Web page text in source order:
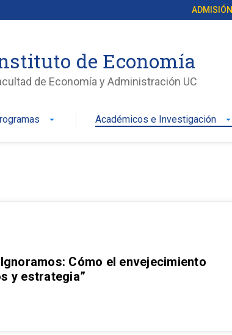
ADMISIÓN
de Economía
de Economía y Administración UC
arrow_drop_down Académicos e Investigación arrow_drop_down
Cómo el envejecimiento
y estrategia”